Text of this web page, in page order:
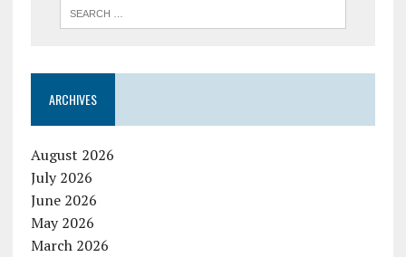
ARCHIVES
August 2026
July 2026
June 2026
May 2026
March 2026